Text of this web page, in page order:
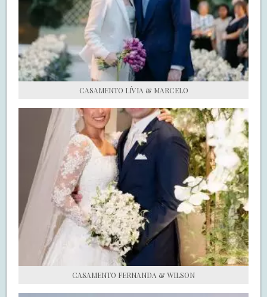
S.O.S CASADAS
FALE COM O SAY I DO
CASAMENTO LÍVIA & MARCELO
CASAMENTO FERNANDA & WILSON